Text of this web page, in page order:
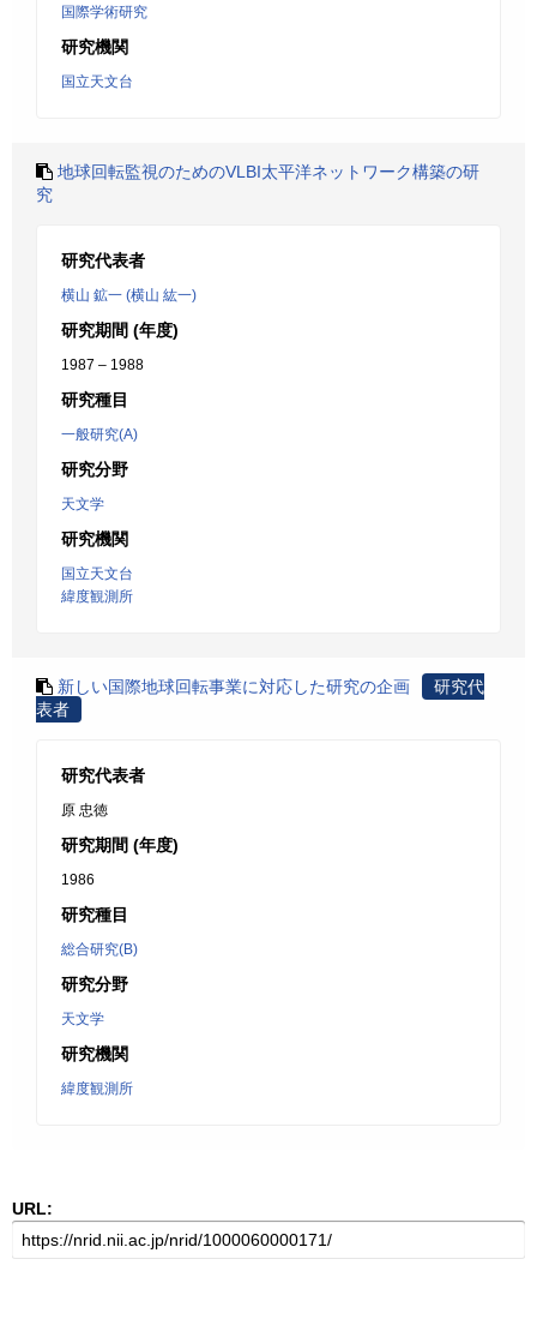
国際学術研究
研究機関
国立天文台
地球回転監視のためのVLBI太平洋ネットワーク構築の研
究
研究代表者
横山 鉱一 (横山 紘一)
研究期間 (年度)
1987 – 1988
研究種目
一般研究(A)
研究分野
天文学
研究機関
国立天文台
緯度観測所
新しい国際地球回転事業に対応した研究の企画
研究代
表者
研究代表者
原 忠徳
研究期間 (年度)
1986
研究種目
総合研究(B)
研究分野
天文学
研究機関
緯度観測所
URL: